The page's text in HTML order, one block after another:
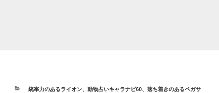
カ
統率力のあるライオン、 動物占いキャラナビ60、 落ち着きのあるペガサ